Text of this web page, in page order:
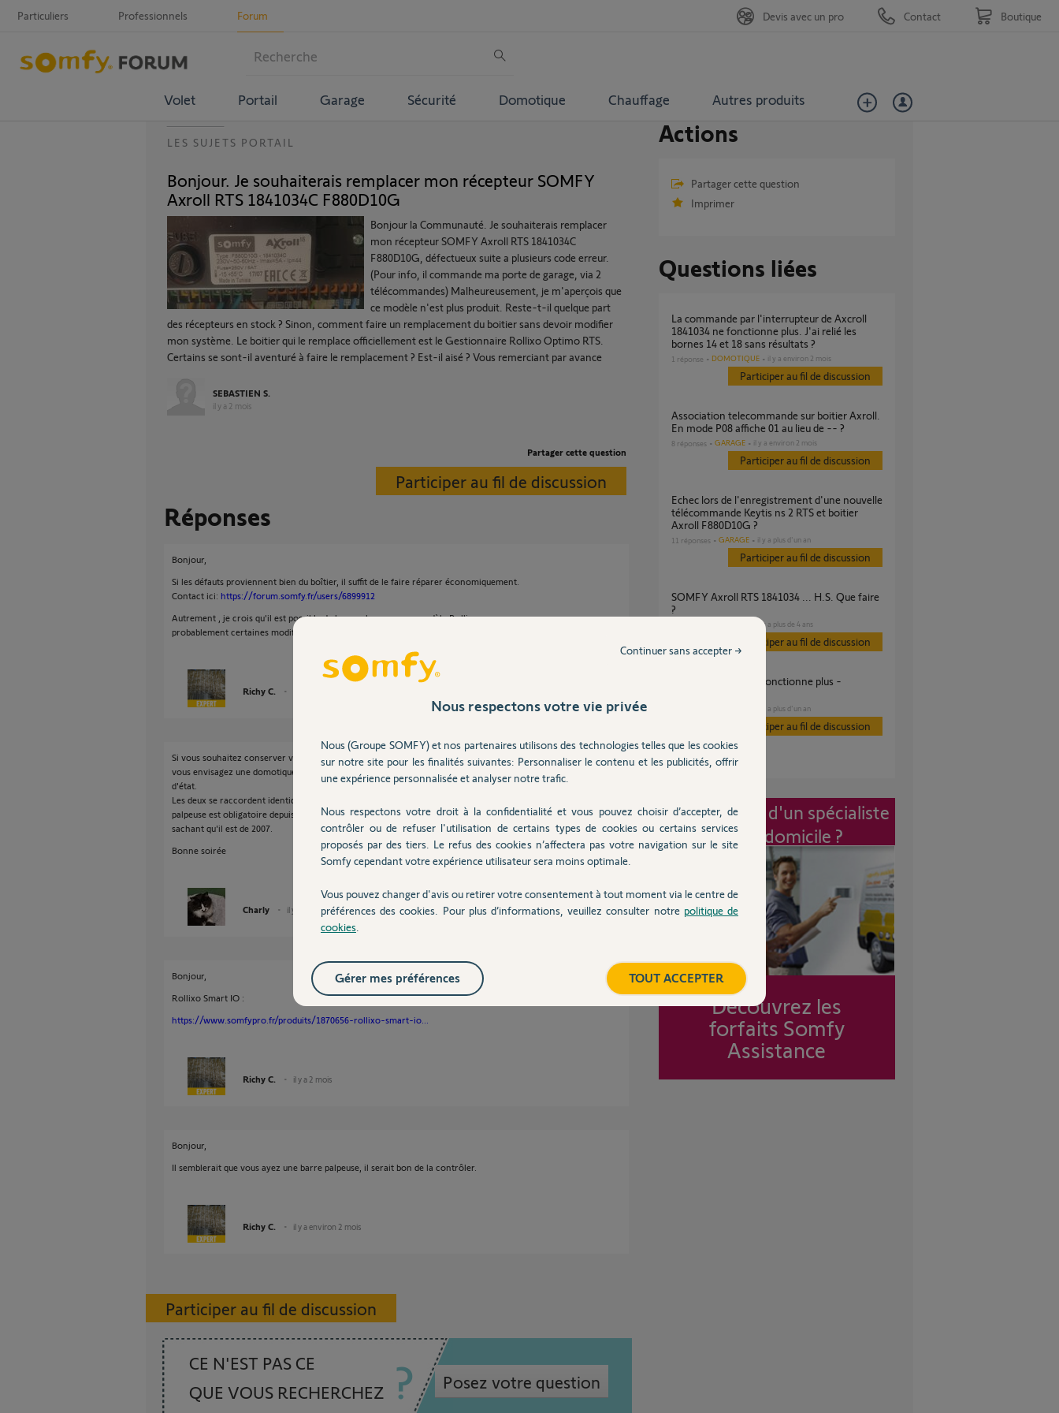
Particuliers Professionnels Forum
Volet Portail Garage Sécurité Domotique Chauffage Autres produits
Devis avec un pro Contact Boutique
LES SUJETS PORTAIL
Bonjour. Je souhaiterais remplacer mon récepteur SOMFY
Axroll RTS 1841034C F880D10G
Bonjour la Communauté. Je souhaiterais remplacer
mon récepteur SOMFY Axroll RTS 1841034C
F880D10G, défectueux suite a plusieurs code erreur.
(Pour info, il commande ma porte de garage, via 2
télécommandes) Malheureusement, je m'aperçois que
ce modèle n'est plus produit. Reste-t-il quelque part
des récepteurs en stock ? Sinon, comment faire un remplacement du boitier sans devoir modifier
mon système. Le boitier qui le remplace officiellement est le Gestionnaire Rollixo Optimo RTS.
Certains se sont-il aventuré à faire le remplacement ? Est-il aisé ? Vous remerciant par avance
SEBASTIEN S.
il y a 2 mois
Partager cette question
Participer au fil de discussion
Réponses
Bonjour,
Si les défauts proviennent bien du boîtier, il suffit de le faire réparer économiquement.
Contact ici: https://forum.somfy.fr/users/6899912
Autrement , je crois qu'il est possible de le remplacer par un modèle Rollixo, avec
probablement certaines modifications.
Richy C.
Si vous souhaitez conserver vos TC RTS actuelles il vous faudra le Rollixo Optimo RTS, si
vous envisagez une domotique future il vous faut le Rollixo Smart IO qui offre le retour
d'état.
Les deux se raccordent identiquement à celui que vous avez, sachez toutefois que la barre
palpeuse est obligatoire depuis 2018 raison pour laquelle votre Axroll n'est plus normalisé
sachant qu'il est de 2007.
Bonne soirée
Charly il y a 2 mois
Bonjour,
Rollixo Smart IO :
https://www.somfypro.fr/produits/1870656-rollixo-smart-io...
Richy C. il y a 2 mois
Bonjour,
Il semblerait que vous ayez une barre palpeuse, il serait bon de la contrôler.
Richy C. il y a environ 2 mois
Participer au fil de discussion
CE N'EST PAS CE
QUE VOUS RECHERCHEZ
Posez votre question
Actions
Partager cette question
Imprimer
Questions liées
La commande par l'interrupteur de Axcroll
1841034 ne fonctionne plus. J'ai relié les
bornes 14 et 18 sans résultats ?
1 réponse DOMOTIQUE il y a environ 2 mois
Participer au fil de discussion
Association telecommande sur boitier Axroll.
En mode P08 affiche 01 au lieu de -- ?
8 réponses GARAGE il y a environ 2 mois
Participer au fil de discussion
Echec lors de l'enregistrement d'une nouvelle
télécommande Keytis ns 2 RTS et boitier
Axroll F880D10G ?
11 réponses GARAGE il y a plus d'un an
Participer au fil de discussion
SOMFY Axroll RTS 1841034 ... H.S. Que faire
?
il y a plus de 4 ans
Participer au fil de discussion
il y a plus d'un an
Participer au fil de discussion
Intervention d'un spécialiste
à mon domicile ?
Découvrez les
forfaits Somfy
Assistance
Nous respectons votre vie privée
Nous (Groupe SOMFY) et nos partenaires utilisons des technologies telles que les cookies
sur notre site pour les finalités suivantes: Personnaliser le contenu et les publicités, offrir
une expérience personnalisée et analyser notre trafic.
Nous respectons votre droit à la confidentialité et vous pouvez choisir d’accepter, de
contrôler ou de refuser l'utilisation de certains types de cookies ou certains services
proposés par des tiers. Le refus des cookies n’affectera pas votre navigation sur le site
Somfy cependant votre expérience utilisateur sera moins optimale.
Vous pouvez changer d'avis ou retirer votre consentement à tout moment via le centre de
préférences des cookies. Pour plus d’informations, veuillez consulter notre politique de
cookies
Continuer sans accepter →
TOUT ACCEPTER
Gérer mes préférences